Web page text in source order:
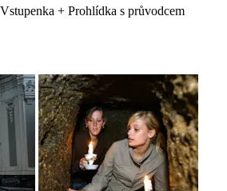
+ Prohlídka s průvodcem